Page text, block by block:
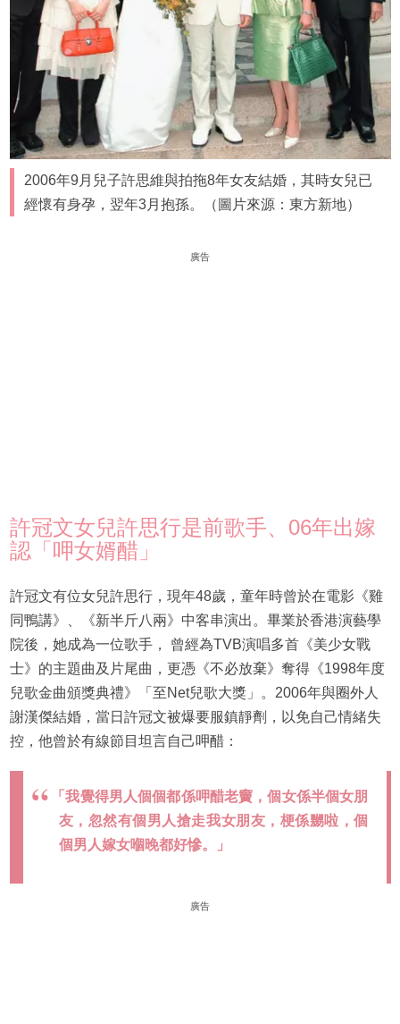
2006年9月兒子許思維與拍拖8年女友結婚，其時女兒已
經懷有身孕，翌年3月抱孫。（圖片來源：東方新地）
廣告
許冠文女兒許思行是前歌手、06年出嫁
認「呷女婿醋」
許冠文有位女兒許思行，現年48歲，童年時曾於在電影《雞
同鴨講》、《新半斤八兩》中客串演出。畢業於香港演藝學
院後，她成為一位歌手， 曾經為TVB演唱多首《美少女戰
士》的主題曲及片尾曲，更憑《不必放棄》奪得《1998年度
兒歌金曲頒獎典禮》「至Net兒歌大獎」。2006年與圈外人
謝漢傑結婚，當日許冠文被爆要服鎮靜劑，以免自己情緒失
控，他曾於有線節目坦言自己呷醋：
「我覺得男人個個都係呷醋老竇，個女係半個女朋
友，忽然有個男人搶走我女朋友，梗係嬲啦，個
個男人嫁女嗰晚都好慘。」
廣告